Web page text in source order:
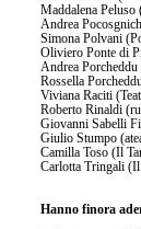
Maddalena
Andrea
Simona Polvani
Oliviero Ponte di
Andrea
Rossella
Viviana Raciti
Roberto Rinaldi
Giovanni Sabelli
Giulio Stumpo
Camilla Toso (Il
Carlotta Tringali
Hanno finora